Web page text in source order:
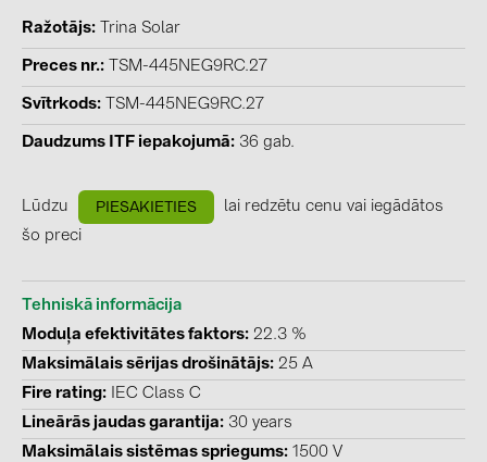
Enerģijas uzglabāšana (74)
E-Mobilitāte (19)
Instalācijas (87)
ABB (21)
AIKO Solar (2)
BAKS (51)
EVOPIPES (7)
FRONIUS (42)
GROMTOR (32)
Ražotājs Trina Solar
Preces nr. TSM-445NEG9RC.27
Svītrkods TSM-445NEG9RC.27
Daudzums ITF iepakojumā 36 gab.
Lūdzu PIESAKIETIES
lai redzētu cenu vai iegādātos
šo preci
Tehniskā informācija
Moduļa efektivitātes faktors 22.3 %
Maksimālais sērijas drošinātājs 25 A
Fire rating
IEC Class C
Lineārās jaudas garantija
30 years
Maksimālais sistēmas spriegums 1500 V